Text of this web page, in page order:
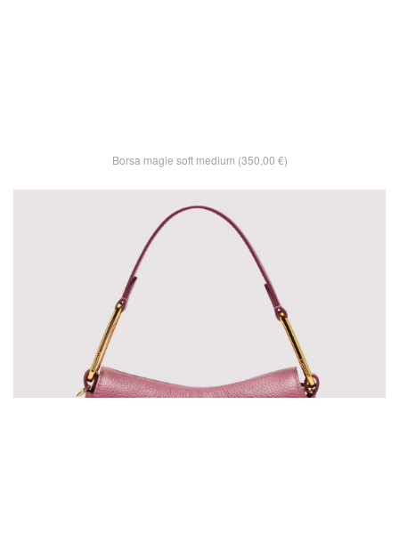
Borsa magie soft medium (350,00 €)